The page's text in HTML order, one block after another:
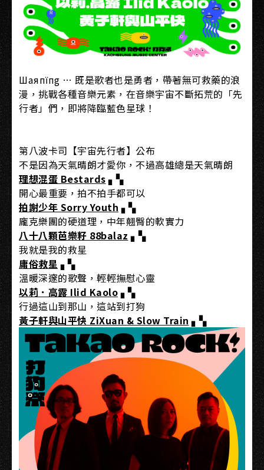
Шаяпїпg … 既是歌者也是勇者，帶著無可救藥的浪
漫，挑戰各種音樂元素，在音樂宇宙不斷拓荒的「先
行者」們，即將降臨藍色星球！
第八波卡司【宇宙先行者】公布
不是因為天氣晴朗才愛你，不過高雄總是天氣晴朗
理想混蛋 Bestards▖▚
開心最重要，拍不拍手都可以
拍謝少年 Sorry Youth ▖▚
龐克樂團的硬道理，中年翹臀的軟實力
八十八顆芭樂籽 88balaz ▖▚
我就是我的救星
庸俗救星 ▖▚
溫暖深邃的歌聲，輕輕撫慰心靈
以莉．高露 Ilid Kaolo▖▚
行過這山到那山，這站到打狗
黃子軒與山平快 ZiXuan & Slow Train ▖▚